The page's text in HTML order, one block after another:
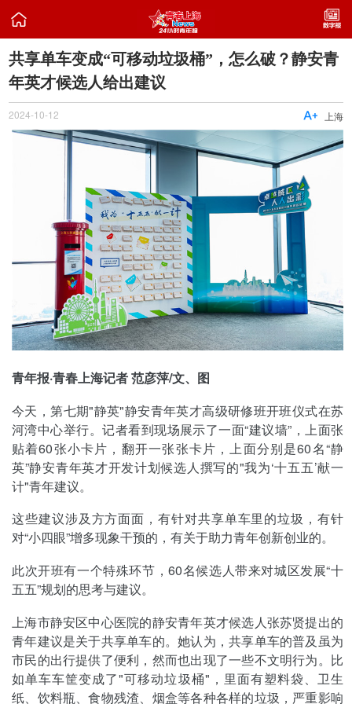

共享单车变成“可移动垃圾桶”，怎么破？静安青
年英才候选人给出建议
2024-10-12 上海

青年报·青春上海记者 范彦萍/文、图
今天，第七期"静英"静安青年英才高级研修班开班仪式在苏
河湾中心举行。记者看到现场展示了一面“建议墙”，上面张
贴着60张小卡片，翻开一张张卡片，上面分别是60名“静
英”静安青年英才开发计划候选人撰写的"我为‘十五五’献一
计"青年建议。
这些建议涉及方方面面，有针对共享单车里的垃圾，有针
对“小四眼”增多现象干预的，有关于助力青年创新创业的。
此次开班有一个特殊环节，60名候选人带来对城区发展“十
五五”规划的思考与建议。
上海市静安区中心医院的静安青年英才候选人张苏贤提出的
青年建议是关于共享单车的。她认为，共享单车的普及虽为
市民的出行提供了便利，然而也出现了一些不文明行为。比
如单车车筐变成了"可移动垃圾桶"，里面有塑料袋、卫生
纸、饮料瓶、食物残渣、烟盒等各种各样的垃圾，严重影响